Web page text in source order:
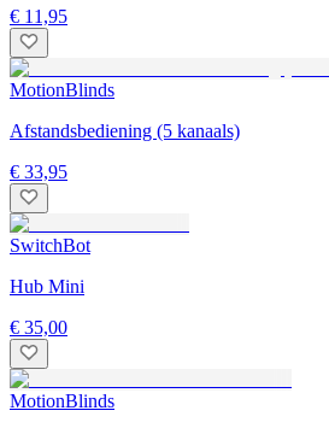
€ 11,95
MotionBlinds
Afstandsbediening (5 kanaals)
€ 33,95
SwitchBot
Hub Mini
€ 35,00
MotionBlinds